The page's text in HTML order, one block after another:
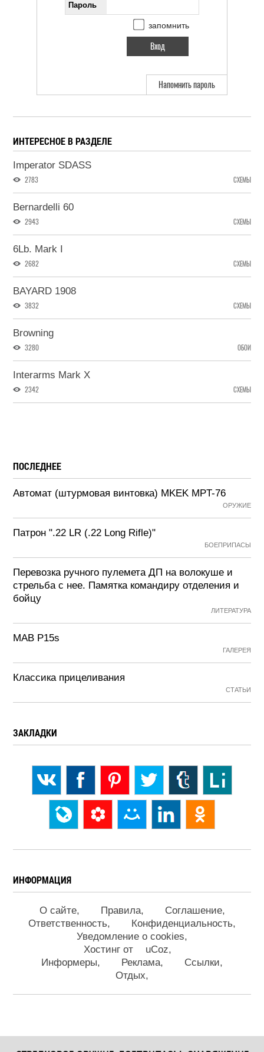
Пароль
запомнить
Напомнить пароль
ИНТЕРЕСНОЕ В РАЗДЕЛЕ
Imperator SDASS
2783 СХЕМЫ
Bernardelli 60
2943 СХЕМЫ
6Lb. Mark I
2682 СХЕМЫ
BAYARD 1908
3832 СХЕМЫ
Browning
3280 ОБОИ
Interarms Mark X
2342 СХЕМЫ
ПОСЛЕДНЕЕ
Автомат (штурмовая винтовка) MKEK MPT-76
ОРУЖИЕ
Патрон ".22 LR (.22 Long Rifle)"
БОЕПРИПАСЫ
Перевозка ручного пулемета ДП на волокуше и
стрельба с нее. Памятка командиру отделения и
бойцу
ЛИТЕРАТУРА
MAB P15s
ГАЛЕРЕЯ
Классика прицеливания
СТАТЬИ
ЗАКЛАДКИ
ИНФОРМАЦИЯ
О сайте Правила
Соглашение
Ответственность
Конфиденциальность
Уведомление о cookies
Хостинг от
uCoz
Информеры
Реклама
Ссылки
Отдых